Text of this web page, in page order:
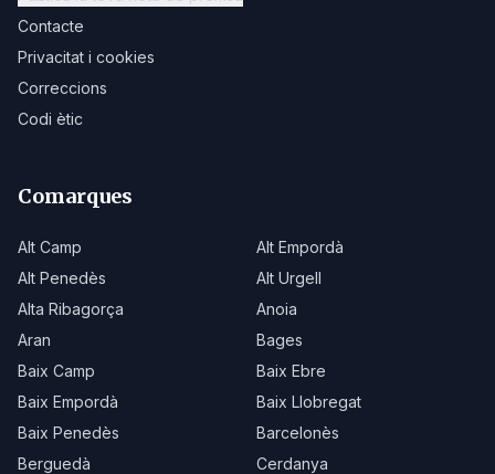
Contacte
Privacitat i cookies
Correccions
Codi ètic
Comarques
Alt Camp
Alt Empordà
Alt Penedès
Alt Urgell
Alta Ribagorça
Anoia
Aran
Bages
Baix Camp
Baix Ebre
Baix Empordà
Baix Llobregat
Baix Penedès
Barcelonès
Berguedà
Cerdanya